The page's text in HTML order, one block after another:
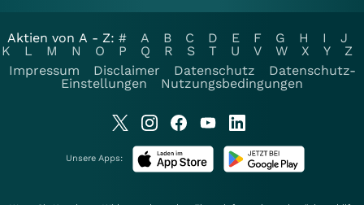
Aktien von A - Z: # A B C D E F G H I
J
K
L M N O P Q R S T U V W X Y
Z
Impressum
Disclaimer Datenschutz
Datenschutz-
Einstellungen
Nutzungsbedingungen
Unsere Apps: